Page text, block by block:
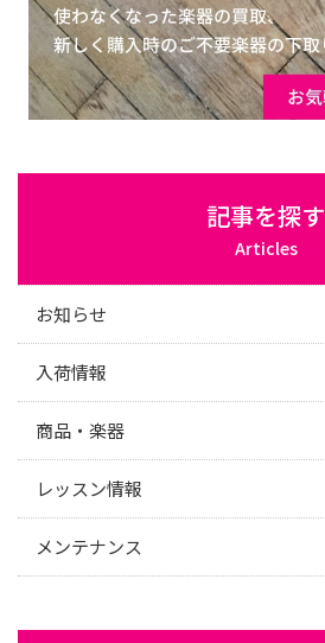
記事を探す
Articles
お知らせ
入荷情報
商品・楽器
レッスン情報
メンテナンス